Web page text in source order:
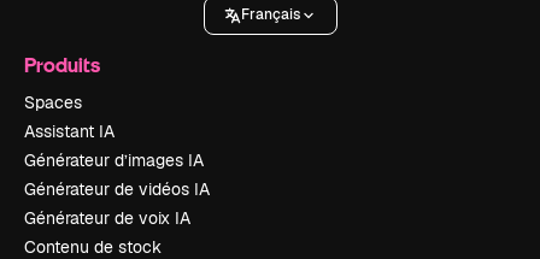
Français
Produits
Spaces
Assistant IA
Générateur d’images IA
Générateur de vidéos IA
Générateur de voix IA
Contenu de stock